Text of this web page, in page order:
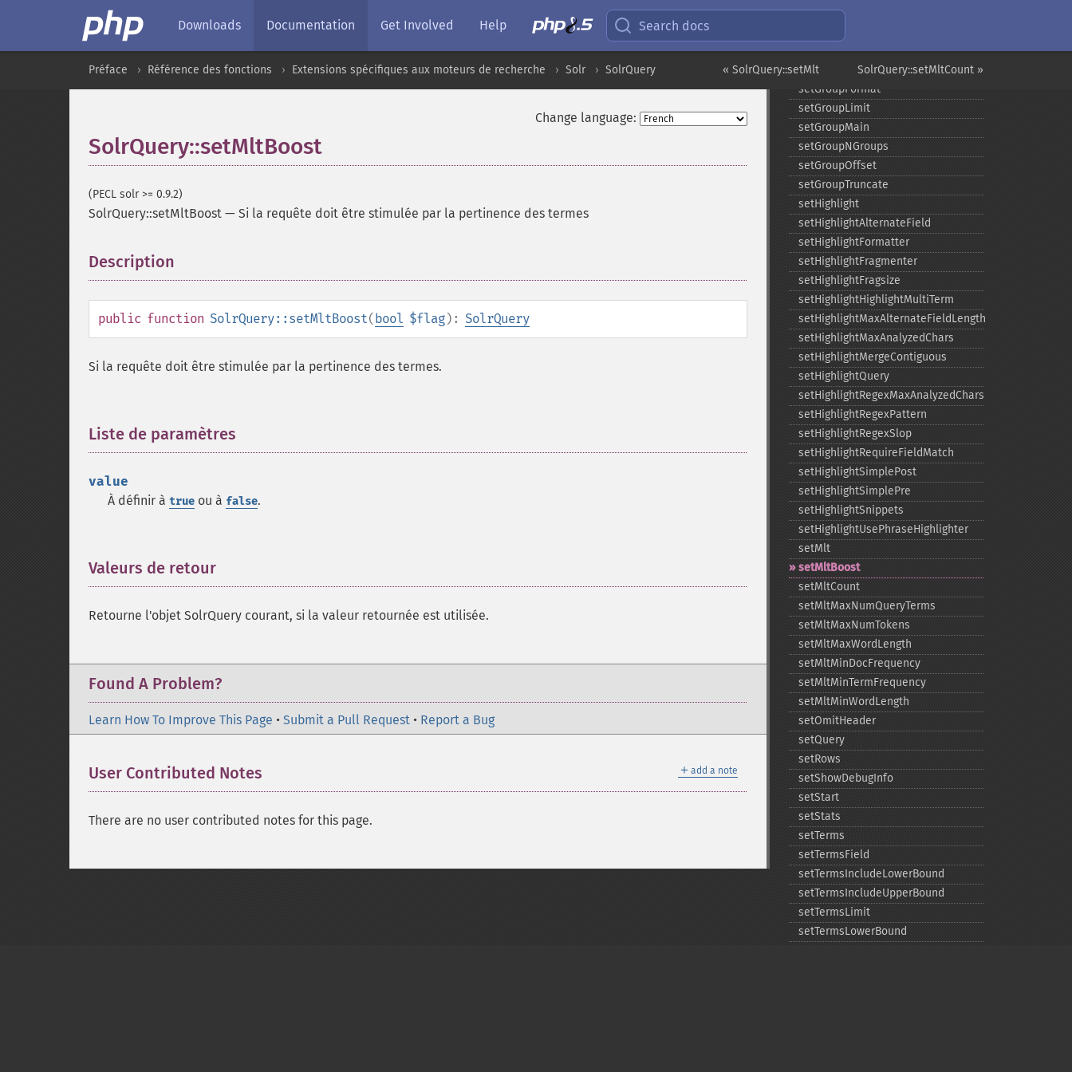
Downloads Documentation Get Involved Help Search docs
SolrQuery::setMltCount »
« SolrQuery::setMlt
Préface Référence des fonctions Extensions spécifiques aux moteurs de recherche Solr SolrQuery
Change language:
SolrQuery::setMltBoost
(PECL solr >= 0.9.2)
SolrQuery::setMltBoost — Si la requête doit être stimulée par la pertinence des termes
Description
public function SolrQuery::setMltBoost(bool $flag): SolrQuery
Si la requête doit être stimulée par la pertinence des termes.
Liste de paramètres
value
À définir à true ou à false.
Valeurs de retour
Retourne l'objet SolrQuery courant, si la valeur retournée est utilisée.
Found A Problem?
Learn How To Improve This Page • Submit a Pull Request • Report a Bug
＋ add a note
User Contributed Notes
There are no user contributed notes for this page.
setFacetSort
setGroupCachePercent
setGroupFacet
setGroupFormat
setGroupLimit
setGroupMain
setGroupNGroups
setGroupOffset
setGroupTruncate
setHighlight
setHighlightAlternateField
setHighlightFormatter
setHighlightFragmenter
setHighlightFragsize
setHighlightHighlightMultiTerm
setHighlightMaxAlternateFieldLength
setHighlightMaxAnalyzedChars
setHighlightMergeContiguous
setHighlightQuery
setHighlightRegexMaxAnalyzedChars
setHighlightRegexPattern
setHighlightRegexSlop
setHighlightRequireFieldMatch
setHighlightSimplePost
setHighlightSimplePre
setHighlightSnippets
setHighlightUsePhraseHighlighter
setMlt
setMltBoost
setMltCount
setMltMaxNumQueryTerms
setMltMaxNumTokens
setMltMaxWordLength
setMltMinDocFrequency
setMltMinTermFrequency
setMltMinWordLength
setOmitHeader
setQuery
setRows
setShowDebugInfo
setStart
setStats
setTerms
setTermsField
setTermsIncludeLowerBound
setTermsIncludeUpperBound
setTermsLimit
setTermsLowerBound